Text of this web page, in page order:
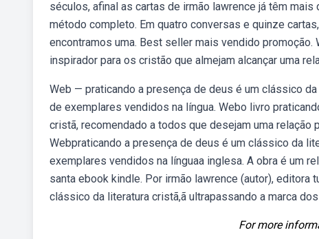
séculos, afinal as cartas de irmão lawrence já têm
método completo. Em quatro conversas e quinze
encontramos uma. Best seller mais vendido
inspirador para os cristão que almejam alcançar uma
Web — praticando a presença de deus é um clássico
de exemplares vendidos na língua. Webo livro
cristã, recomendado a todos que desejam uma
Webpraticando a presença de deus é um clássico da
exemplares vendidos na línguaa inglesa. A obra é um
santa ebook kindle. Por irmão lawrence (autor),
clássico da literatura cristã,ã ultrapassando a marca
For more